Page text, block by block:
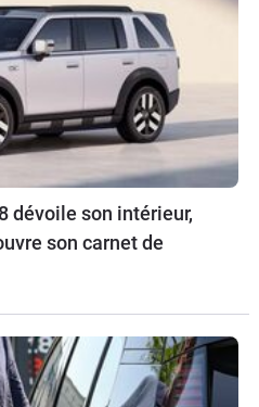
dévoile son intérieur,
son carnet de